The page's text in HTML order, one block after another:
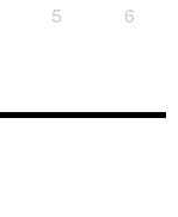
5 6